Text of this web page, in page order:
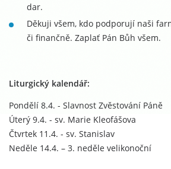
dar.
Děkuji všem, kdo podporují naši
či finančně. Zaplať Pán Bůh všem.
Liturgický kalendář:
Pondělí 8.4. - Slavnost Zvěstování Páně
Úterý 9.4. - sv. Marie Kleofášova
Čtvrtek 11.4. - sv. Stanislav
Neděle 14.4. – 3. neděle velikonoční